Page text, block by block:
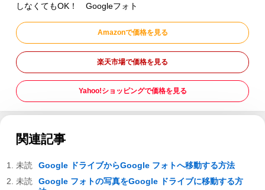
しなくてもOK！ Googleフォト
Amazonで価格を見る
楽天市場で価格を見る
Yahoo!ショッピングで価格を見る
関連記事
Google ドライブからGoogle フォトへ移動する方法
Google フォトの写真をGoogle ドライブに移動する方